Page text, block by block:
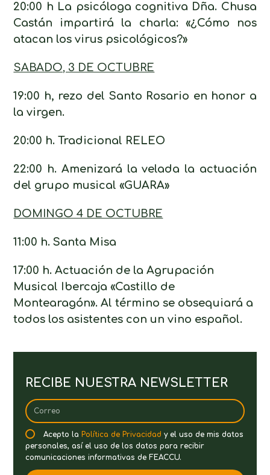
20:00 h La psicóloga cognitiva Dña. Chusa
Castán impartirá la charla: «¿Cómo nos
atacan los virus psicológicos?»
SABADO, 3 DE OCTUBRE
19:00 h, rezo del Santo Rosario en honor a
la virgen.
20:00 h. Tradicional RELEO
22:00 h. Amenizará la velada la actuación
del grupo musical «GUARA»
DOMINGO 4 DE OCTUBRE
11:00 h. Santa Misa
17:00 h. Actuación de la Agrupación
Musical Ibercaja «Castillo de
Montearagón». Al término se obsequiará a
todos los asistentes con un vino español.
RECIBE NUESTRA NEWSLETTER
Acepto la Política de Privacidad y el uso de mis datos
personales, así el uso de los datos para recibir
comunicaciones informativas de FEACCU.